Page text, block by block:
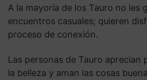
A la mayoría de los Tauro no les
encuentros casuales; quieren
proceso de conexión.
Las personas de Tauro aprecian
la belleza y aman las cosas